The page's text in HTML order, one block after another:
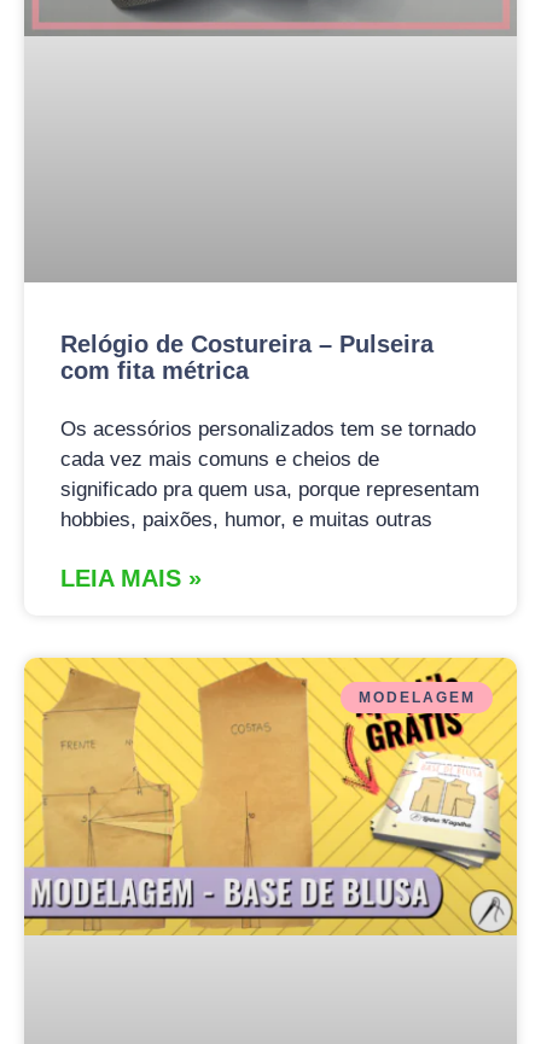
Relógio de Costureira – Pulseira
com fita métrica
Os acessórios personalizados tem se tornado
cada vez mais comuns e cheios de
significado pra quem usa, porque representam
hobbies, paixões, humor, e muitas outras
LEIA MAIS »
MODELAGEM